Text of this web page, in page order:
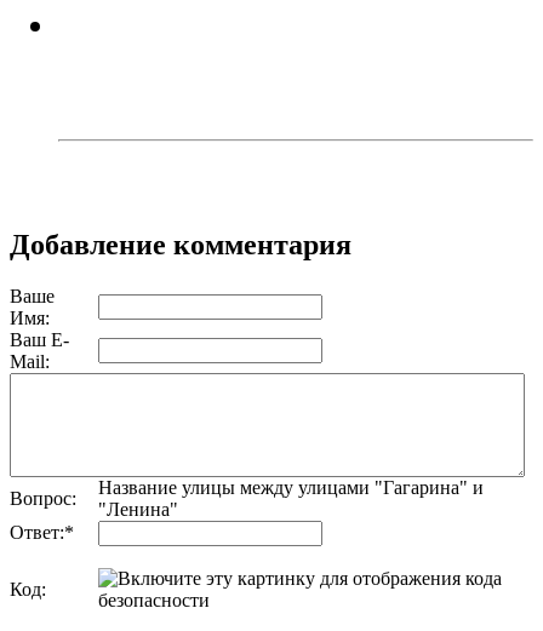
Добавление комментария
Ваше
Имя:
Ваш E-
Mail:
Вопрос:
Название улицы между улицами "Гагарина" и
"Ленина"
Ответ:*
Код: